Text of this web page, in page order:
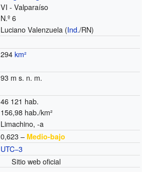
VI - Valparaíso
N.º 6
Luciano Valenzuela (Ind./RN)
294km²
93 m s. n. m.
46 121 hab.
156,98 hab./km²
Limachino, -a
0,623 – Medio-bajo
UTC−3
Sitio web oficial